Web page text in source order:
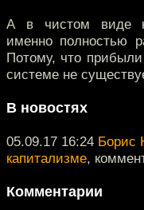
А в чистом виде
именно полностью
Потому, что прибыли
системе не
В новостях
05.09.17 16:24 Борис
капитализме,
Комментарии